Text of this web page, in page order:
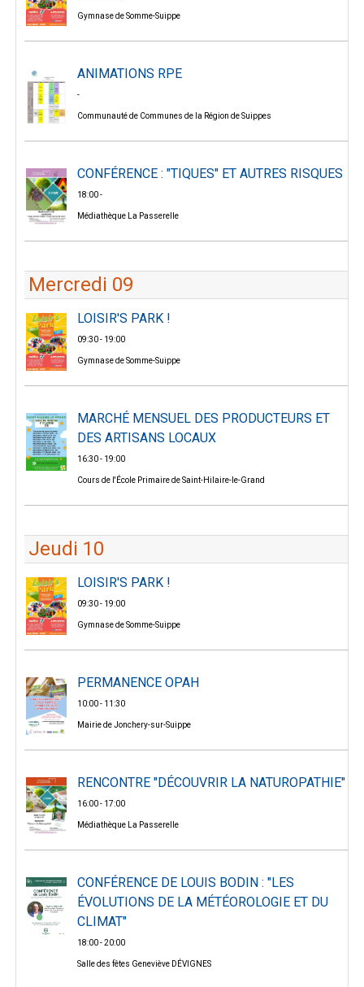
Gymnase de Somme-Suippe
ANIMATIONS RPE
-
Communauté de Communes de la Région de Suippes
CONFÉRENCE : "TIQUES" ET AUTRES RISQUES
18:00 -
Médiathèque La Passerelle
Mercredi 09
LOISIR'S PARK !
09:30 - 19:00
Gymnase de Somme-Suippe
MARCHÉ MENSUEL DES PRODUCTEURS ET
DES ARTISANS LOCAUX
16:30 - 19:00
Cours de l'École Primaire de Saint-Hilaire-le-Grand
Jeudi 10
LOISIR'S PARK !
09:30 - 19:00
Gymnase de Somme-Suippe
PERMANENCE OPAH
10:00 - 11:30
Mairie de Jonchery-sur-Suippe
RENCONTRE "DÉCOUVRIR LA NATUROPATHIE"
16:00 - 17:00
Médiathèque La Passerelle
CONFÉRENCE DE LOUIS BODIN : "LES
ÉVOLUTIONS DE LA MÉTÉOROLOGIE ET DU
CLIMAT"
18:00 - 20:00
Salle des fêtes Geneviève DÉVIGNES